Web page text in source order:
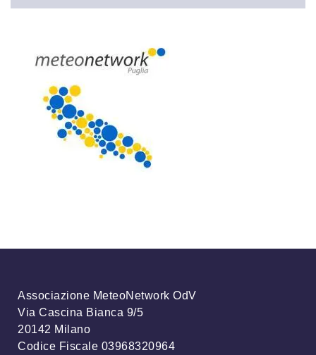
Associazione MeteoNetwork OdV
Via Cascina Bianca 9/5
20142 Milano
Codice Fiscale 03968320964